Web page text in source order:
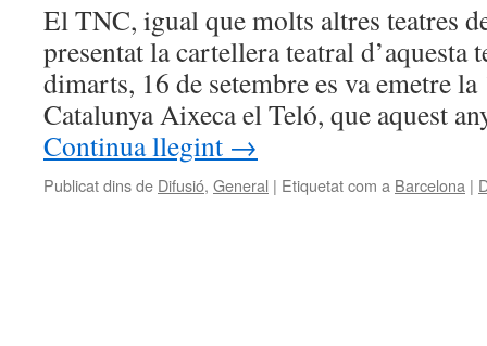
El TNC, igual que molts altres teatres
presentat la cartellera teatral d’aquesta
dimarts, 16 de setembre es va emetre
Catalunya Aixeca el Teló, que aquest
Continua llegint →
Publicat dins de Difusió, General | Etiquetat com a Barcelona |